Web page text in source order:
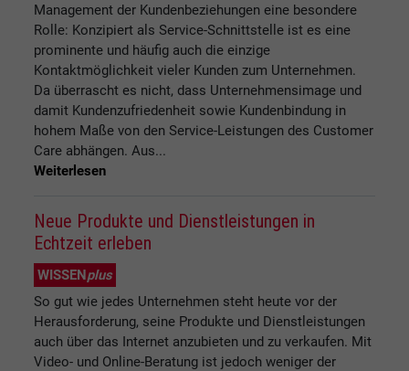
Management der Kundenbeziehungen eine besondere
Rolle: Konzipiert als Service-Schnittstelle ist es eine
prominente und häufig auch die einzige
Kontaktmöglichkeit vieler Kunden zum Unternehmen.
Da überrascht es nicht, dass Unternehmensimage und
damit Kundenzufriedenheit sowie Kundenbindung in
hohem Maße von den Service-Leistungen des Customer
Care abhängen. Aus...
Weiterlesen
Neue Produkte und Dienstleistungen in
Echtzeit erleben
WISSENplus
So gut wie jedes Unternehmen steht heute vor der
Herausforderung, seine Produkte und Dienstleistungen
auch über das Internet anzubieten und zu verkaufen. Mit
Video- und Online-Beratung ist jedoch weniger der